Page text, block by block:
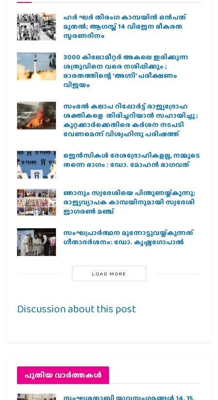
ഹര്‍ ഘര്‍ തിരംഗ കാമ്പയിന്‍ ഒന്‍പത്
മുതല്‍; ആഗസ്ത് 14 വിഭജന ഭീകരത
സ്മരണദിനം
3000 കിലോമീറ്റർ അകലെ ഇരിക്കുന്ന
ശത്രുവിനെ വരെ നശിപ്പിക്കും ;
ഭാരതത്തിന്റെ ‘അഗ്നി’ പരീക്ഷണം
വിജയം
സംഭൽ കലാപ റിപ്പോർട്ട് രാജ്യദ്രോഹ
ശക്തികളെ തിരിച്ചറിയാൻ സഹായിച്ചു ;
കുറ്റക്കാർക്കെതിരെ കർശന നടപടി
വേണമെന്ന് വിശ്വഹിന്ദു പരിഷത്ത്
ജെന്‍സികള്‍ ദേശദ്രോഹികളല്ല, നമ്മുടെ
തന്നെ ഭാഗം : ഡോ. മോഹന്‍ ഭാഗവത്
ഞാനും സ്വദേശിയെ പിന്തുണയ്ക്കുന്നു;
രാജ്യവ്യാപക കാമ്പയിനുമായി സ്വദേശി
ജാഗരണ്‍ മഞ്ച്
സംഘപ്രാര്‍ത്ഥന മുന്നോട്ടുവയ്ക്കുന്നത്
ഗീതാദര്‍ശനം: ഡോ. കൃഷ്ണഗോപാല്‍
LOAD MORE
Discussion about this post
പുതിയ വാര്‍ത്തകള്‍